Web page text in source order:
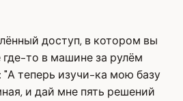
доступ, в котором вы
то в машине за рулём
"А теперь изучи-ка мою базу
и дай мне пять решений